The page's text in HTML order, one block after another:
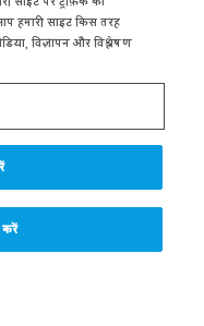
का प्रश्नोत्तर
तो क्या हमें
हमारी साइट किस तरह
विज्ञापन और विश्लेषण
करें